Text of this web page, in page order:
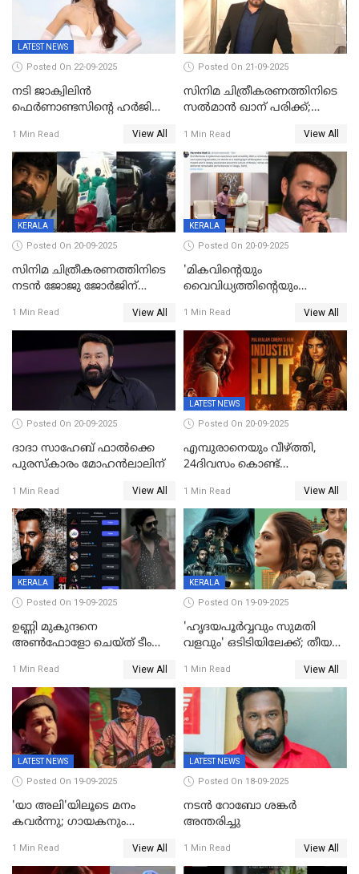
LATEST NEWS
Posted On 22-09-2025
നടി ജാക്വിലിന്‍
ഫെര്‍ണാണ്ടസിന്റെ ഹര്‍ജി
1 Min Read View All
Posted On 21-09-2025
സിനിമ ചിത്രീകരണത്തിനിടെ
സൽമാൻ ഖാന് പരിക്ക്;
മുംബൈയിലേക്ക് മടങ്ങി
1 Min Read View All
KERALA
Posted On 20-09-2025
സിനിമ ചിത്രീകരണത്തിനിടെ
നടൻ ജോജു ജോർജിന്
പറമ്പോലും ഈ സമയം
ജീപ്പിൽ
1 Min Read View All
KERALA
Posted On 20-09-2025
'മികവിന്റെയും
വൈവിധ്യത്തിന്റെയും
അഭിനന്ദിച്ച് പ്രധാനമന്ത്രി
1 Min Read View All
Posted On 20-09-2025
ദാദാ സാഹേബ് ഫാൽക്കെ
പുരസ്‌കാരം മോഹൻലാലിന്
1 Min Read View All
LATEST NEWS
Posted On 20-09-2025
എമ്പുരാനെയും വീഴ്ത്തി,
24ദിവസം കൊണ്ട്
ഇൻഡസ്ട്രി ഹിറ്റ്;
റെക്കോർഡുമായി ലോക
1 Min Read View All
KERALA
Posted On 19-09-2025
ഉണ്ണി മുകുന്ദനെ
അൺഫോളോ ചെയ്ത് ടീം
മാർക്കോയിൽ യാഷ്,
പൃഥ്വിരാജ്,
മമ്മുട്ടി,മോഹൻലാൽ..ചർച്ചകളുമായി
സൈബർലോകവും
1 Min Read View All
KERALA
Posted On 19-09-2025
'ഹൃദയപൂര്‍വ്വവും സുമതി
വളവും' ഒടിടിയിലേക്ക്; തീയതി
1 Min Read View All
LATEST NEWS
Posted On 19-09-2025
'യാ അലി'യിലൂടെ മനം
കവർന്നു; ഗായകനും
അന്തരിച്ചു
1 Min Read View All
LATEST NEWS
Posted On 18-09-2025
നടൻ റോബോ ശങ്കർ
അന്തരിച്ചു
1 Min Read View All